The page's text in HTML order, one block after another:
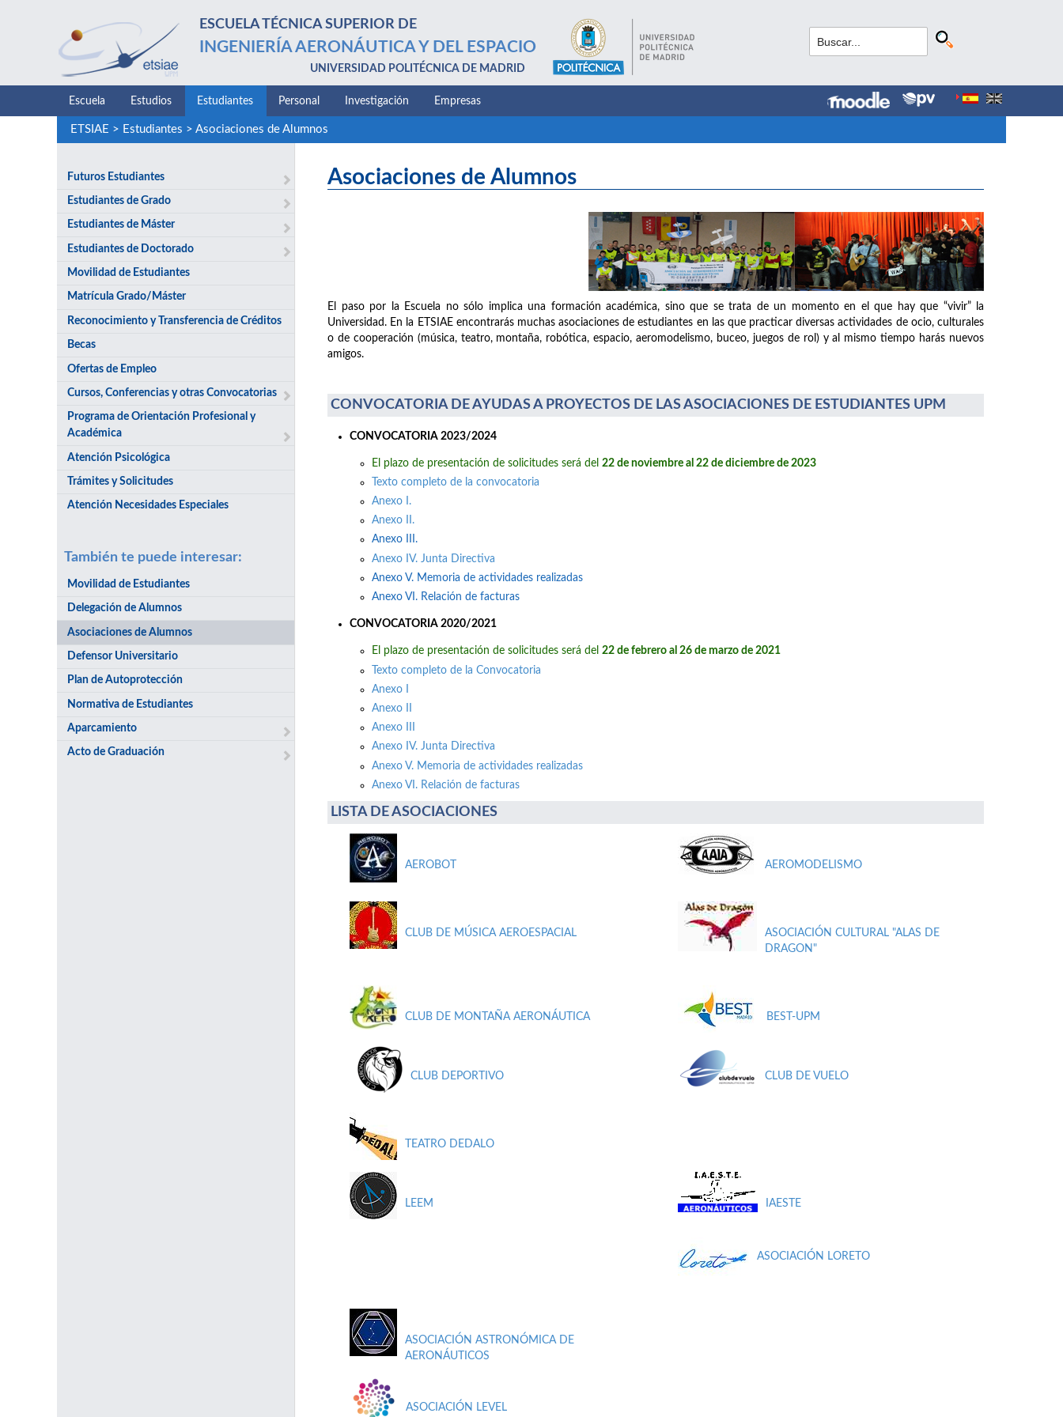
ESCUELA TÉCNICA SUPERIOR DE
INGENIERÍA AERONÁUTICA Y DEL ESPACIO
UNIVERSIDAD POLITÉCNICA DE MADRID
Escuela Estudios Estudiantes Personal Investigación Empresas
ETSIAE > Estudiantes > Asociaciones de Alumnos
Futuros Estudiantes
Estudiantes de Grado
Estudiantes de Máster
Estudiantes de Doctorado
Movilidad de Estudiantes
Matrícula Grado/Máster
Reconocimiento y Transferencia de Créditos
Becas
Ofertas de Empleo
Cursos, Conferencias y otras Convocatorias
Programa de Orientación Profesional y
Académica
Atención Psicológica
Trámites y Solicitudes
Atención Necesidades Especiales
También te puede interesar:
Movilidad de Estudiantes
Delegación de Alumnos
Asociaciones de Alumnos
Defensor Universitario
Plan de Autoprotección
Normativa de Estudiantes
Aparcamiento
Acto de Graduación
Asociaciones de Alumnos
El paso por la Escuela no sólo implica una formación académica, sino que se trata de un momento en el que hay que “vivir” la
Universidad. En la ETSIAE encontrarás muchas asociaciones de estudiantes en las que practicar diversas actividades de ocio, culturales
o de cooperación (música, teatro, montaña, robótica, espacio, aeromodelismo, buceo, juegos de rol) y al mismo tiempo harás nuevos
amigos.
CONVOCATORIA DE AYUDAS A PROYECTOS DE LAS ASOCIACIONES DE ESTUDIANTES UPM
CONVOCATORIA 2023/2024
El plazo de presentación de solicitudes será del 22 de noviembre al 22 de diciembre de 2023
Texto completo de la convocatoria
Anexo I.
Anexo II.
Anexo III.
Anexo IV. Junta Directiva
Anexo V. Memoria de actividades realizadas
Anexo VI. Relación de facturas
CONVOCATORIA 2020/2021
El plazo de presentación de solicitudes será del 22 de febrero al 26 de marzo de 2021
Texto completo de la Convocatoria
Anexo I
Anexo II
Anexo III
Anexo IV. Junta Directiva
Anexo V. Memoria de actividades realizadas
Anexo VI. Relación de facturas
LISTA DE ASOCIACIONES
AEROBOT AEROMODELISMO
CLUB DE MÚSICA AEROESPACIAL
ASOCIACIÓN CULTURAL "ALAS DE
DRAGON"
CLUB DE MONTAÑA AERONÁUTICA BEST-UPM
CLUB DEPORTIVO CLUB DE VUELO
TEATRO DEDALO
LEEM IAESTE
ASOCIACIÓN LORETO
ASOCIACIÓN ASTRONÓMICA DE
AERONÁUTICOS
ASOCIACIÓN LEVEL